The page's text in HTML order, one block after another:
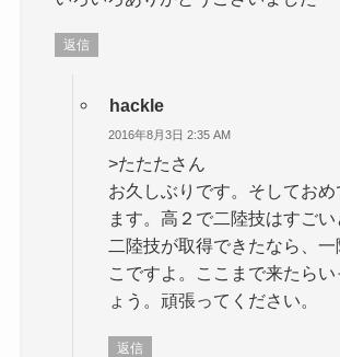
返信
hackle
2016年8月3日 2:35 AM
>たたたさん
お久しぶりです。そしてお
ます。高２で二陸技はすごい
二陸技が取得できたなら、
こですよ。ここまで来たら
ょう。頑張ってください。
返信